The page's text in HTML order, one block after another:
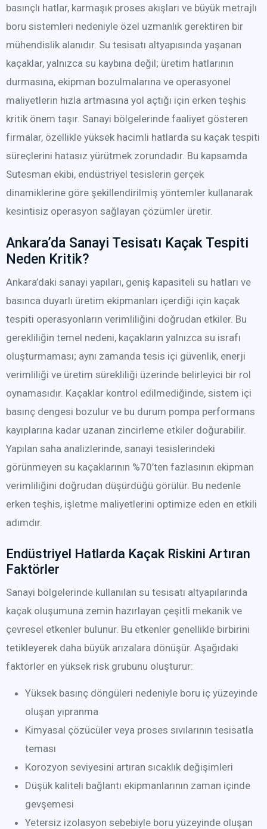
basınçlı hatlar, karmaşık proses akışları ve büyük metrajlı
boru sistemleri nedeniyle özel uzmanlık gerektiren bir
mühendislik alanıdır. Su tesisatı altyapısında yaşanan
kaçaklar, yalnızca su kaybına değil; üretim hatlarının
durmasına, ekipman bozulmalarına ve operasyonel
maliyetlerin hızla artmasına yol açtığı için erken teşhis
kritik önem taşır. Sanayi bölgelerinde faaliyet gösteren
firmalar, özellikle yüksek hacimli hatlarda su kaçak tespiti
süreçlerini hatasız yürütmek zorundadır. Bu kapsamda
Sutesman ekibi, endüstriyel tesislerin gerçek
dinamiklerine göre şekillendirilmiş yöntemler kullanarak
kesintisiz operasyon sağlayan çözümler üretir.
Ankara’da Sanayi Tesisatı Kaçak Tespiti
Neden Kritik?
Ankara’daki sanayi yapıları, geniş kapasiteli su hatları ve
basınca duyarlı üretim ekipmanları içerdiği için kaçak
tespiti operasyonların verimliliğini doğrudan etkiler. Bu
gerekliliğin temel nedeni, kaçakların yalnızca su israfı
oluşturmaması; aynı zamanda tesis içi güvenlik, enerji
verimliliği ve üretim sürekliliği üzerinde belirleyici bir rol
oynamasıdır. Kaçaklar kontrol edilmediğinde, sistem içi
basınç dengesi bozulur ve bu durum pompa performans
kayıplarına kadar uzanan zincirleme etkiler doğurabilir.
Yapılan saha analizlerinde, sanayi tesislerindeki
görünmeyen su kaçaklarının %70’ten fazlasının ekipman
verimliliğini doğrudan düşürdüğü görülür. Bu nedenle
erken teşhis, işletme maliyetlerini optimize eden en etkili
adımdır.
Endüstriyel Hatlarda Kaçak Riskini Artıran
Faktörler
Sanayi bölgelerinde kullanılan su tesisatı altyapılarında
kaçak oluşumuna zemin hazırlayan çeşitli mekanik ve
çevresel etkenler bulunur. Bu etkenler genellikle birbirini
tetikleyerek daha büyük arızalara dönüşür. Aşağıdaki
faktörler en yüksek risk grubunu oluşturur:
Yüksek basınç döngüleri nedeniyle boru iç yüzeyinde
oluşan yıpranma
Kimyasal çözücüler veya proses sıvılarının tesisatla
teması
Korozyon seviyesini artıran sıcaklık değişimleri
Düşük kaliteli bağlantı ekipmanlarının zaman içinde
gevşemesi
Yetersiz izolasyon sebebiyle boru yüzeyinde oluşan